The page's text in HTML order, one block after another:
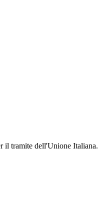
il tramite dell'Unione Italiana.